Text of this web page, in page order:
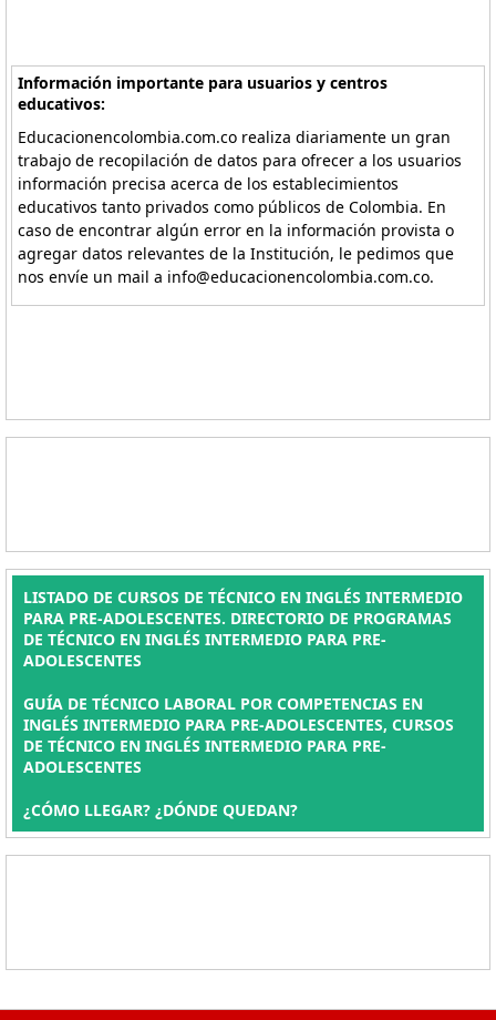
Información importante para usuarios y centros
educativos:
Educacionencolombia.com.co realiza diariamente un gran
trabajo de recopilación de datos para ofrecer a los usuarios
información precisa acerca de los establecimientos
educativos tanto privados como públicos de Colombia. En
caso de encontrar algún error en la información provista o
agregar datos relevantes de la Institución, le pedimos que
nos envíe un mail a info@educacionencolombia.com.co.
LISTADO DE CURSOS DE TÉCNICO EN INGLÉS INTERMEDIO
PARA PRE-ADOLESCENTES. DIRECTORIO DE PROGRAMAS
DE TÉCNICO EN INGLÉS INTERMEDIO PARA PRE-
ADOLESCENTES
GUÍA DE TÉCNICO LABORAL POR COMPETENCIAS EN
INGLÉS INTERMEDIO PARA PRE-ADOLESCENTES, CURSOS
DE TÉCNICO EN INGLÉS INTERMEDIO PARA PRE-
ADOLESCENTES
¿CÓMO LLEGAR? ¿DÓNDE QUEDAN?